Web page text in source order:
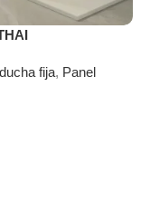
fija, Panel